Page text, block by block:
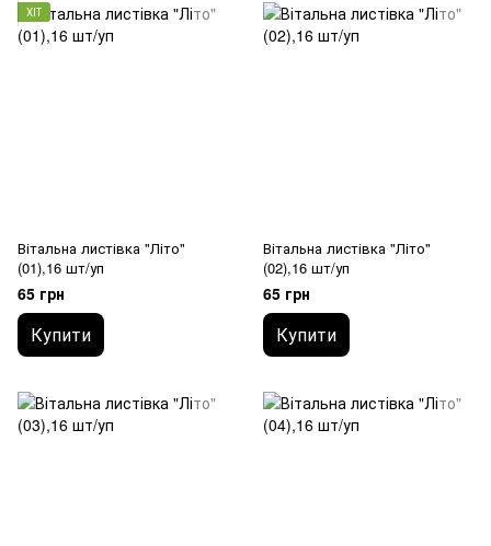
ХІТ
Вітальна листівка "Літо"
(01),16 шт/уп
65 грн
Купити
Вітальна листівка "Літо"
(02),16 шт/уп
65 грн
Купити